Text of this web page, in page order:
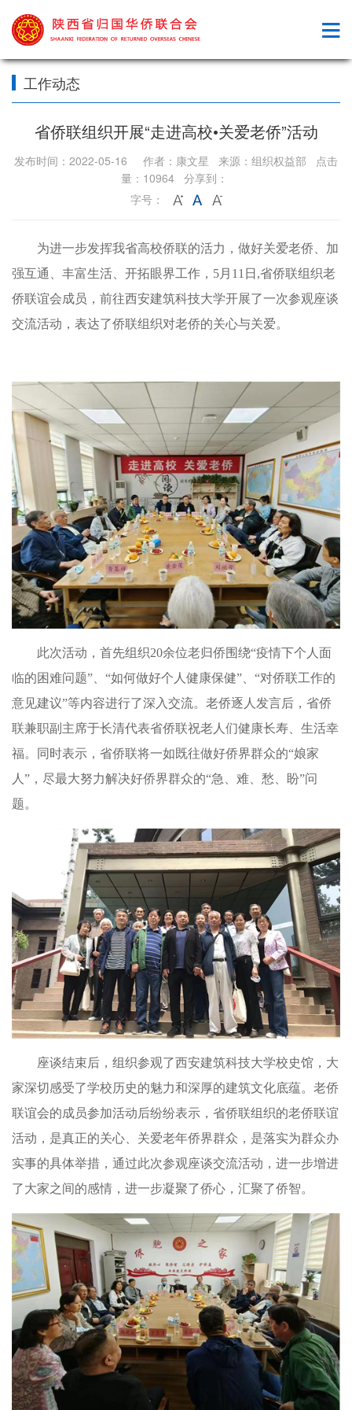
工作动态
省侨联组织开展“走进高校•关爱老侨”活动
发布时间：2022-05-16 作者：康文星 来源：组织权益部 点击
量：10964 分享到：
字号：
为进一步发挥我省高校侨联的活力，做好关爱老侨、加
强互通、丰富生活、开拓眼界工作，5月11日,省侨联组织老
侨联谊会成员，前往西安建筑科技大学开展了一次参观座谈
交流活动，表达了侨联组织对老侨的关心与关爱。
此次活动，首先组织20余位老归侨围绕“疫情下个人面
临的困难问题”、“如何做好个人健康保健”、“对侨联工作的
意见建议”等内容进行了深入交流。老侨逐人发言后，省侨
联兼职副主席于长清代表省侨联祝老人们健康长寿、生活幸
福。同时表示，省侨联将一如既往做好侨界群众的“娘家
人”，尽最大努力解决好侨界群众的“急、难、愁、盼”问
题。
座谈结束后，组织参观了西安建筑科技大学校史馆，大
家深切感受了学校历史的魅力和深厚的建筑文化底蕴。老侨
联谊会的成员参加活动后纷纷表示，省侨联组织的老侨联谊
活动，是真正的关心、关爱老年侨界群众，是落实为群众办
实事的具体举措，通过此次参观座谈交流活动，进一步增进
了大家之间的感情，进一步凝聚了侨心，汇聚了侨智。